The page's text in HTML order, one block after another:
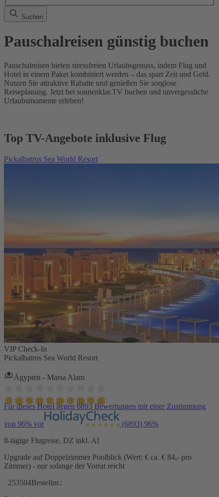
Suchen
Pauschalreisen günstig buchen
Pauschalreisen bieten stressfreien Urlaubsgenuss, indem Flug und
Hotel in einem Paket kombiniert werden – das spart Zeit und Geld.
Nutzen Sie attraktive Rabatte und genießen Sie sorglose
Reiseplanung. Jetzt bei sonnenklar.TV buchen und unvergessliche
Urlaubsmomente erleben!
Top TV-Angebote inklusive Flug
Pickalbatros Sea World Resort
VIP Check-In
Pickalbatros Sea World Resort
Ägypten - Marsa Alam
Für dieses Hotel liegen 6893 Bewertungen mit einer Zustimmung
von 96% vor (6893) 96%
8-tägige Flugreise, DZ inkl. AI
Upgrade auf Doppelzimmer Poolblick (Wert: € ca. € 84,- pro
Zimmer) - nur solange der Vorrat reicht
253504Bestellnr.: